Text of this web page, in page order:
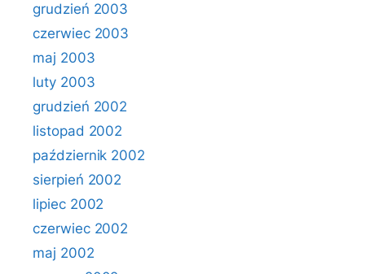
grudzień 2003
czerwiec 2003
maj 2003
luty 2003
grudzień 2002
listopad 2002
październik 2002
sierpień 2002
lipiec 2002
czerwiec 2002
maj 2002